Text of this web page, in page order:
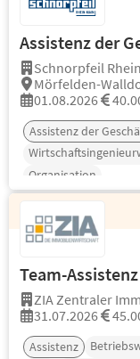
Assistenz der
Schnorpfeil
Mörfelden-
01.08.2026
Assistenz der
Organisation
Team-
ZIA Zentraler
31.07.2026
Assistenz